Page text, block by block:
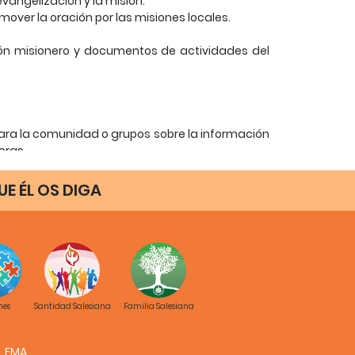
la oración por las misiones locales.
misionero y documentos de actividades del
la comunidad o grupos sobre la información
con la comunidad.
colegios y centros juveniles. Cada grupo
un vicepresidente, un tesorero y un
representativo y el delegado provincial para
ÉL OS DIGA
Santidad Salesiana Familia Salesiana